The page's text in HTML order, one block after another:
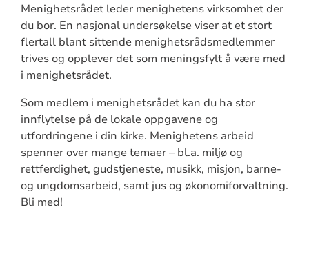
Menighetsrådet leder menighetens virksomhet der
du bor. En nasjonal undersøkelse viser at et stort
flertall blant sittende menighetsrådsmedlemmer
trives og opplever det som meningsfylt å være med
i menighetsrådet.
Som medlem i menighetsrådet kan du ha stor
innflytelse på de lokale oppgavene og
utfordringene i din kirke. Menighetens arbeid
spenner over mange temaer – bl.a. miljø og
rettferdighet, gudstjeneste, musikk, misjon, barne-
og ungdomsarbeid, samt jus og økonomiforvaltning.
Bli med!